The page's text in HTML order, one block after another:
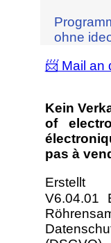
ohne
📨 Mail an
Kein
of
pas à
Erstellt
V6.04.01